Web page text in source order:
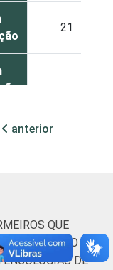
21
anterior
QUE
OU
DE